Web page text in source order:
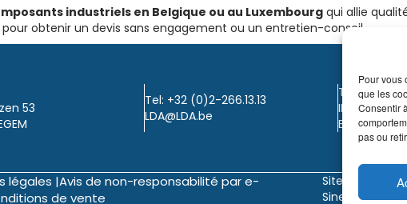
Pour vous
que les
Consentir
pas ou
industriels en Belgique ou au Luxembourg qui allie
pour obtenir un devis sans engagement ou un entretien-conseil.
53
Tel: +32 (0)2-266.13.13
LDA@LDA.be
TVA:
IBAN: KBC /
BIC: KBC /
légales |Avis de non-responsabilité par e-
de vente
Site web de
Sinergio